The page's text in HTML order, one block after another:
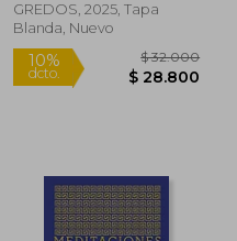
GREDOS, 2025, Tapa
Blanda, Nuevo
Rápido